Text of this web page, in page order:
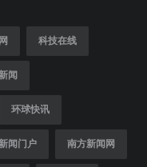
科技在线
闻
环球快讯
闻门户 南方新闻网